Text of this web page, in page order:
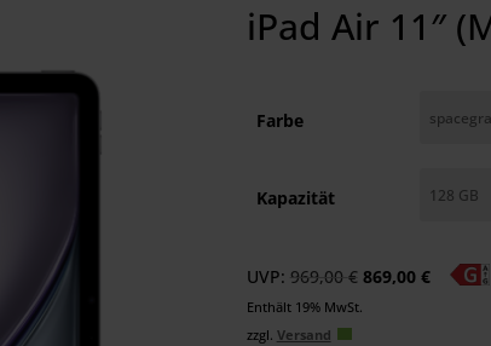
iPad Air 11″
Farbe
Kapazität
UVP: 969,00 € Ursprünglicher
869,00 €
Enthält 19% MwSt.
zzgl. Versand